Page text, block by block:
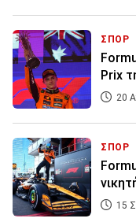
ΣΠΟΡ
Prix
20
ΣΠΟΡ
15